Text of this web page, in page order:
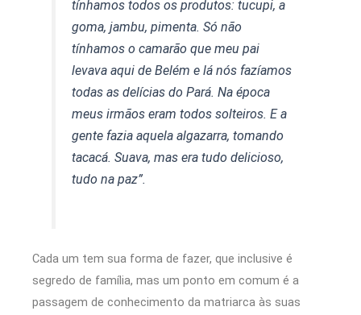
tínhamos todos os produtos: tucupi, a
goma, jambu, pimenta. Só não
tínhamos o camarão que meu pai
levava aqui de Belém e lá nós fazíamos
todas as delícias do Pará. Na época
meus irmãos eram todos solteiros. E a
gente fazia aquela algazarra, tomando
tacacá. Suava, mas era tudo delicioso,
tudo na paz”.
Cada um tem sua forma de fazer, que inclusive é
segredo de família, mas um ponto em comum é a
passagem de conhecimento da matriarca às suas